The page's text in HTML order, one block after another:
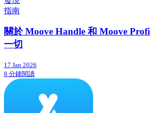
指南
關於 Moove Handle 和 Moove
一切
17 Jan 2026
8 分鐘閱讀